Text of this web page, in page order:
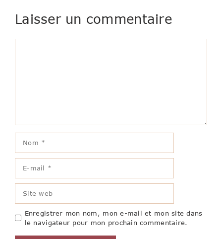
Laisser un commentaire
mail
web
Enregistrer mon nom, mon e-mail et mon site dans
le navigateur pour mon prochain commentaire.